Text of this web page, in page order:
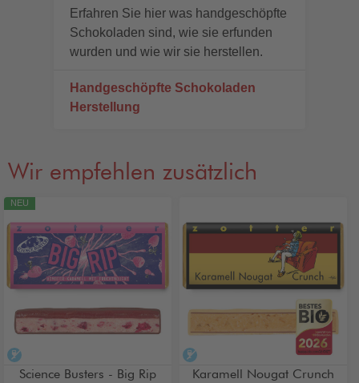
Erfahren Sie hier was handgeschöpfte
Schokoladen sind, wie sie erfunden
wurden und wie wir sie herstellen.
Handgeschöpfte Schokoladen
Herstellung
Wir empfehlen zusätzlich
NEU
Science Busters - Big Rip Karamell Nougat Crunch